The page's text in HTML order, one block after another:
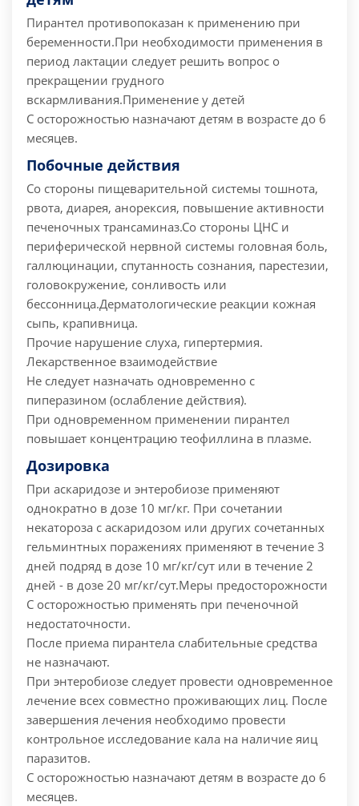
Пирантел противопоказан к применению при
беременности.При необходимости применения в
период лактации следует решить вопрос о
прекращении грудного
вскармливания.Применение у детей
С осторожностью назначают детям в возрасте до 6
месяцев.
Побочные действия
Со стороны пищеварительной системы тошнота,
рвота, диарея, анорексия, повышение активности
печеночных трансаминаз.Со стороны ЦНС и
периферической нервной системы головная боль,
галлюцинации, спутанность сознания, парестезии,
головокружение, сонливость или
бессонница.Дерматологические реакции кожная
сыпь, крапивница.
Прочие нарушение слуха, гипертермия.
Лекарственное взаимодействие
Не следует назначать одновременно с
пиперазином (ослабление действия).
При одновременном применении пирантел
повышает концентрацию теофиллина в плазме.
Дозировка
При аскаридозе и энтеробиозе применяют
однократно в дозе 10 мг/кг. При сочетании
некатороза с аскаридозом или других сочетанных
гельминтных поражениях применяют в течение 3
дней подряд в дозе 10 мг/кг/сут или в течение 2
дней - в дозе 20 мг/кг/сут.Меры предосторожности
С осторожностью применять при печеночной
недостаточности.
После приема пирантела слабительные средства
не назначают.
При энтеробиозе следует провести одновременное
лечение всех совместно проживающих лиц. После
завершения лечения необходимо провести
контрольное исследование кала на наличие яиц
паразитов.
С осторожностью назначают детям в возрасте до 6
месяцев.